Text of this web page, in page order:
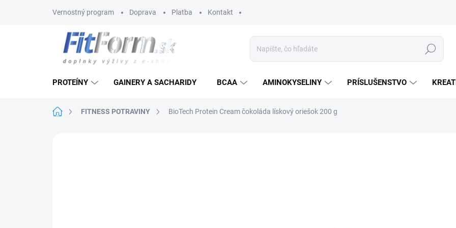
Vernostný program Doprava Platba Kontakt
Hľadať
PROTEÍNY GAINERY A SACHARIDY BCAA AMINOKYSELINY PRÍSLUŠENSTVO
DomovFITNESS POTRAVINY BioTech Protein Cream čokoláda lískový oriešok 200 g